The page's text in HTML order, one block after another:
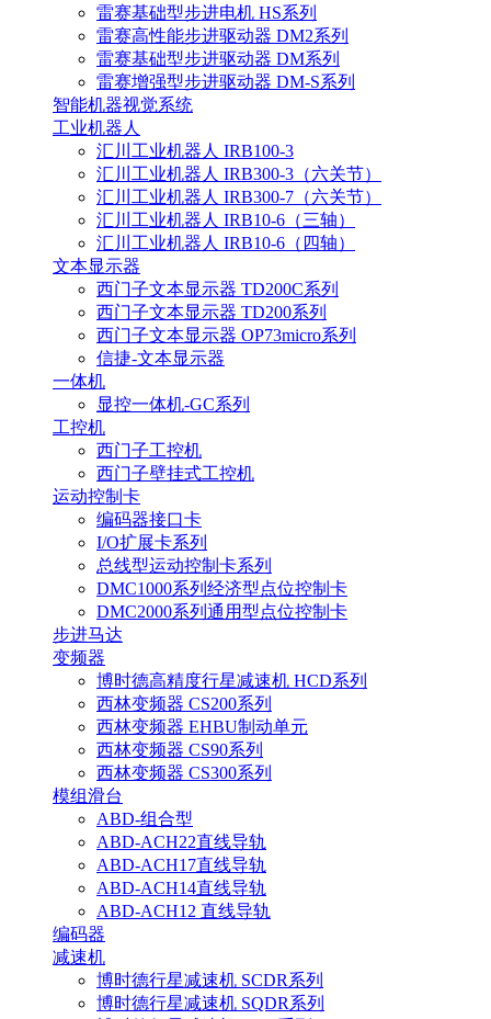
雷赛基础型步进电机 HS系列
雷赛高性能步进驱动器 DM2系列
雷赛基础型步进驱动器 DM系列
雷赛增强型步进驱动器 DM-S系列
智能机器视觉系统
工业机器人
汇川工业机器人 IRB100-3
汇川工业机器人 IRB300-3（六关节）
汇川工业机器人 IRB300-7（六关节）
汇川工业机器人 IRB10-6（三轴）
汇川工业机器人 IRB10-6（四轴）
文本显示器
西门子文本显示器 TD200C系列
西门子文本显示器 TD200系列
西门子文本显示器 OP73micro系列
信捷-文本显示器
一体机
显控一体机-GC系列
工控机
西门子工控机
西门子壁挂式工控机
运动控制卡
编码器接口卡
I/O扩展卡系列
总线型运动控制卡系列
DMC1000系列经济型点位控制卡
DMC2000系列通用型点位控制卡
步进马达
变频器
博时德高精度行星减速机 HCD系列
西林变频器 CS200系列
西林变频器 EHBU制动单元
西林变频器 CS90系列
西林变频器 CS300系列
模组滑台
ABD-组合型
ABD-ACH22直线导轨
ABD-ACH17直线导轨
ABD-ACH14直线导轨
ABD-ACH12 直线导轨
编码器
减速机
博时德行星减速机 SCDR系列
博时德行星减速机 SQDR系列